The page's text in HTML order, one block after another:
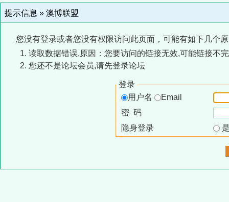
提示信息 » 澳博联盟
您没有登录或者您没有权限访问此页面，可能有如下几个
读取数据错误,原因：您要访问的链接无效,可能链接不
您还不是论坛会员,请先登录论坛
登录
用户名
Email
密 码
隐身登录